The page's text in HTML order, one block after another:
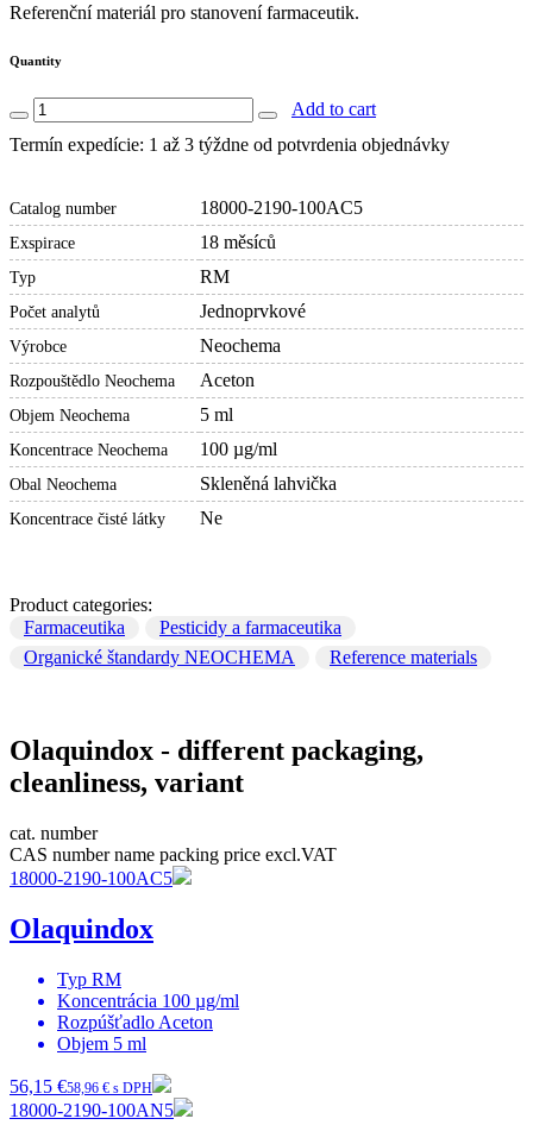
Referenční materiál pro stanovení farmaceutik.
Quantity
Add to cart
Termín expedície: 1 až 3 týždne od potvrdenia objednávky
Catalog number 18000-2190-100AC5
Exspirace 18 měsíců
Typ RM
Počet analytů Jednoprvkové
Výrobce Neochema
Rozpouštědlo Neochema Aceton
Objem Neochema 5 ml
Koncentrace Neochema 100 µg/ml
Obal Neochema Skleněná lahvička
Koncentrace čisté látky Ne
Product categories:
Farmaceutika
Pesticidy a farmaceutika
Organické štandardy NEOCHEMA
Reference materials
Olaquindox - different packaging,
cleanliness, variant
cat. number
CAS number name packing price excl.VAT
18000-2190-100AC5
Olaquindox
Typ RM
Koncentrácia 100 µg/ml
Rozpúšťadlo Aceton
Objem 5 ml
56,15 €58,96 € s DPH
18000-2190-100AN5